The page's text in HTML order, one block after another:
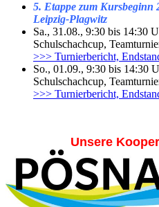
5. Etappe zum Kursbeginn
Leipzig-Plagwitz
Sa., 31.08., 9:30 bis 14:30
Schulschachcup,
>>> Turnierbericht,
So., 01.09., 9:30 bis 14:30
Schulschachcup,
>>> Turnierbericht,
Unsere